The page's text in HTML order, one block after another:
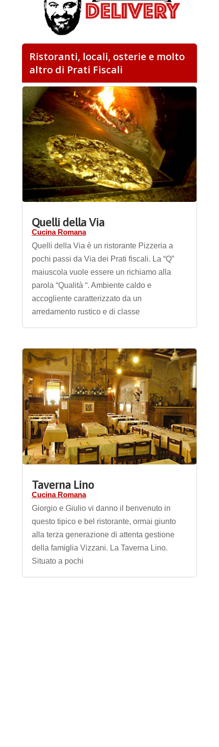
Ristoranti, locali, osterie e molto
altro di Prati Fiscali
Quelli della Via
Cucina Romana
Quelli della Via è un ristorante Pizzeria a
pochi passi da Via dei Prati fiscali. La “Q”
maiuscola vuole essere un richiamo alla
parola “Qualità “. Ambiente caldo e
accogliente caratterizzato da un
arredamento rustico e di classe
Taverna Lino
Cucina Romana
Giorgio e Giulio vi danno il benvenuto in
questo tipico e bel ristorante, ormai giunto
alla terza generazione di attenta gestione
della famiglia Vizzani. La Taverna Lino.
Situato a pochi